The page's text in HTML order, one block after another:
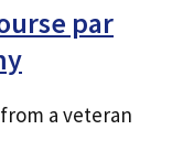
par
a veteran